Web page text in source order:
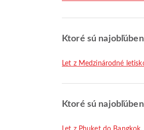
Ktoré sú
let z Medzinárodné
Ktoré sú